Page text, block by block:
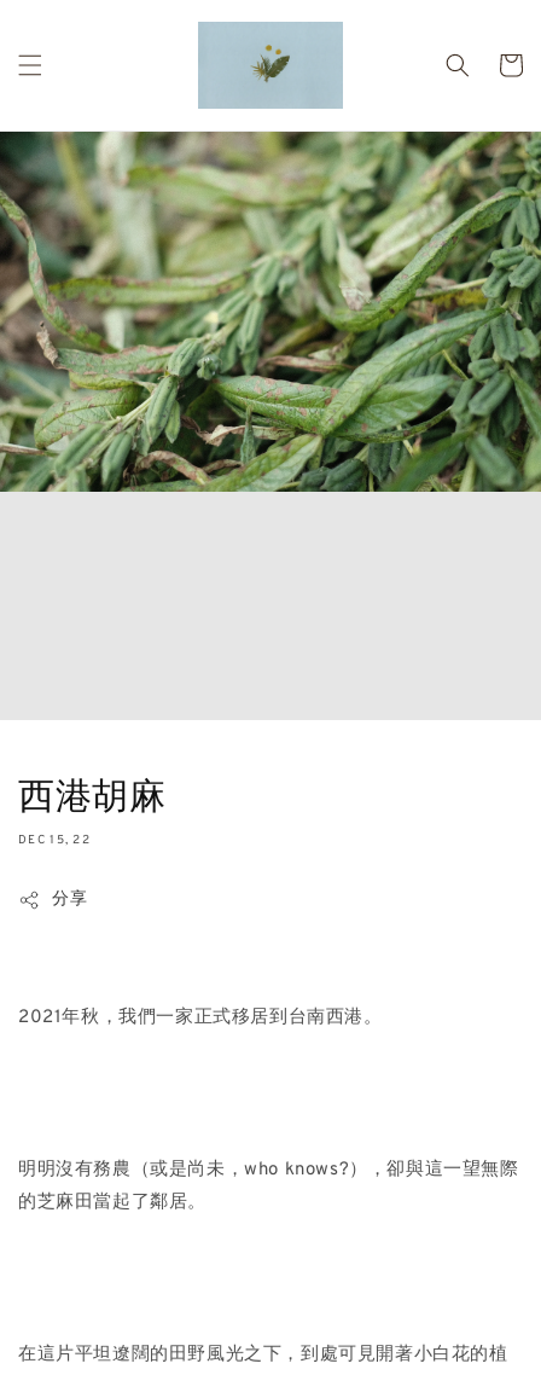
西港胡麻
DEC 15, 22
分享
2021年秋，我們一家正式移居到台南西港。
明明沒有務農（或是尚未，who knows?），卻與這一望無際
的芝麻田當起了鄰居。
在這片平坦遼闊的田野風光之下，到處可見開著小白花的植